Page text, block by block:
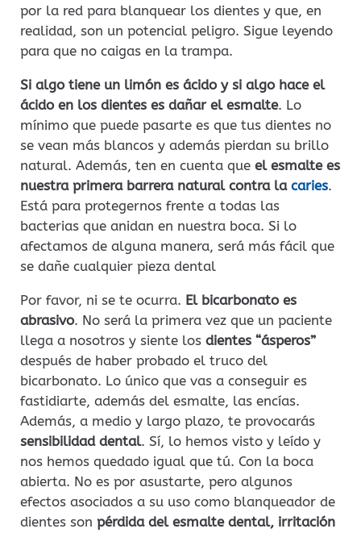
por la red para blanquear los dientes y que, en
realidad, son un potencial peligro. Sigue leyendo
para que no caigas en la trampa.
Si algo tiene un limón es ácido y si algo hace el
ácido en los dientes es dañar el esmalte. Lo
mínimo que puede pasarte es que tus dientes no
se vean más blancos y además pierdan su brillo
natural. Además, ten en cuenta que el esmalte es
nuestra primera barrera natural contra la caries.
Está para protegernos frente a todas las
bacterias que anidan en nuestra boca. Si lo
afectamos de alguna manera, será más fácil que
se dañe cualquier pieza dental
Por favor, ni se te ocurra. El bicarbonato es
abrasivo. No será la primera vez que un paciente
llega a nosotros y siente los dientes “ásperos”
después de haber probado el truco del
bicarbonato. Lo único que vas a conseguir es
fastidiarte, además del esmalte, las encías.
Además, a medio y largo plazo, te provocarás
sensibilidad dental. Sí, lo hemos visto y leído y
nos hemos quedado igual que tú. Con la boca
abierta. No es por asustarte, pero algunos
efectos asociados a su uso como blanqueador de
dientes son pérdida del esmalte dental, irritación